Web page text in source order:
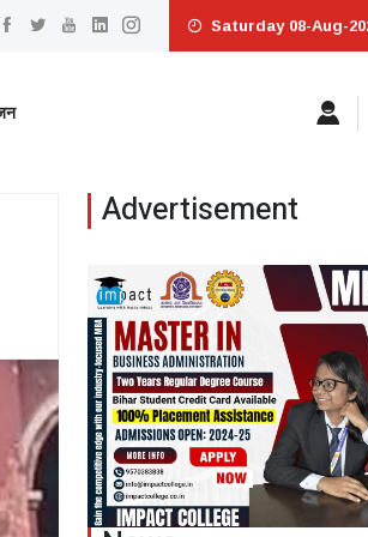
Saturday 08-Aug-
Advertisement